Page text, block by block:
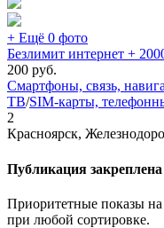
+ Ещё 0 фото
Безлимит интернет +
200 руб.
Смартфоны, связь,
ТВ/SIM-карты,
2
Красноярск,
Публикация закреплена
Приоритетные показы на
при любой сортировке.